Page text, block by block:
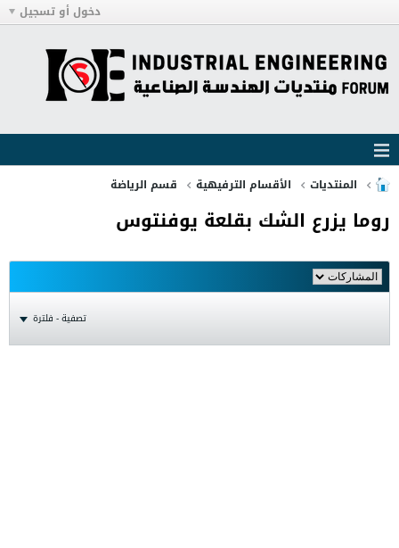
دخول أو تسجيل
المنتديات الأقسام الترفيهية قسم الرياضة
روما يزرع الشك بقلعة يوفنتوس
تصفية - فلترة